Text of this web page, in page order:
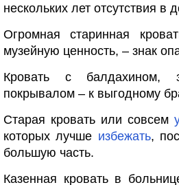
нескольких лет отсутствия в
Огромная старинная
музейную ценность, – знак
Кровать с балдахином,
покрывалом – к выгодному
Старая кровать или совсем
которых лучше избежать,
большую часть.
Казенная кровать в